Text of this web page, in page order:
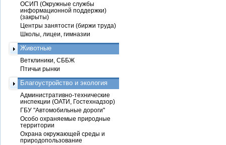
ОСИП (Окружные службы
информационной поддержки)
(закрыты)
Центры занятости (биржи труда)
Школы, лицеи, гимназии
Животные
Ветклиники, СББЖ
Птичьи рынки
Благоустройство и экология
Административно-технические
инспекции (ОАТИ, Гостехнадзор)
ГБУ "Автомобильные дороги"
Особо охраняемые природные
территории
Охрана окружающей среды и
природопользование